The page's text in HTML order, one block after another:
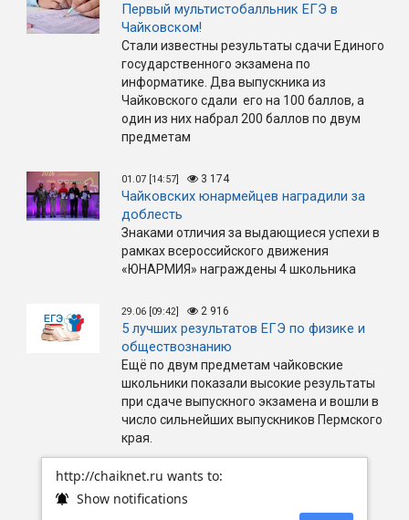
http://chaiknet.ru wants to:
Show notifications
Первый мультистобалльник ЕГЭ в
Чайковском!
Стали известны результаты сдачи Единого
государственного экзамена по
информатике. Два выпускника из
Чайковского сдали его на 100 баллов, а
один из них набрал 200 баллов по двум
предметам
01.07 [14:57] 3 174
Чайковских юнармейцев наградили за
доблесть
Знаками отличия за выдающиеся успехи в
рамках всероссийского движения
«ЮНАРМИЯ» награждены 4 школьника
29.06 [09:42] 2 916
5 лучших результатов ЕГЭ по физике и
обществознанию
Ещё по двум предметам чайковские
школьники показали высокие результаты
при сдаче выпускного экзамена и вошли в
число сильнейших выпускников Пермского
края.